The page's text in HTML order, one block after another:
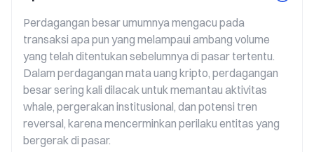
Perdagangan besar umumnya mengacu pada
transaksi apa pun yang melampaui ambang volume
yang telah ditentukan sebelumnya di pasar tertentu.
Dalam perdagangan mata uang kripto, perdagangan
besar sering kali dilacak untuk memantau aktivitas
whale, pergerakan institusional, dan potensi tren
reversal, karena mencerminkan perilaku entitas yang
bergerak di pasar.